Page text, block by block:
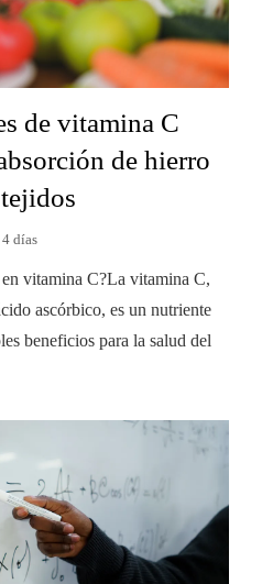
de vitamina C
de hierro
4 días
vitamina C?La vitamina C,
ascórbico, es un nutriente
beneficios para la salud del